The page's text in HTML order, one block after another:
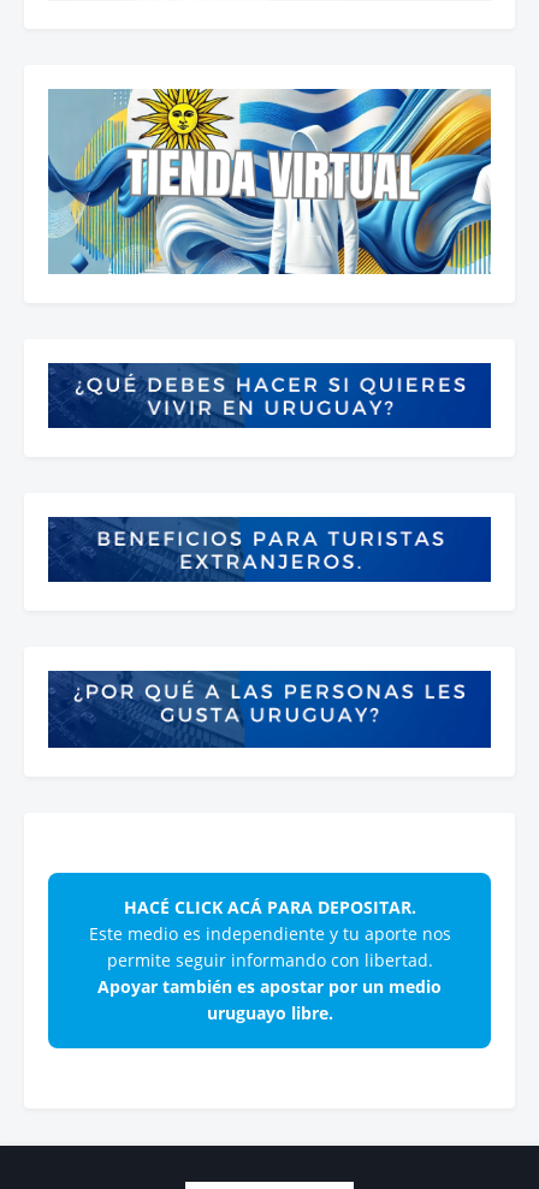
HACÉ CLICK ACÁ PARA DEPOSITAR.
Este medio es independiente y tu aporte nos
permite seguir informando con libertad.
Apoyar también es apostar por un medio
uruguayo libre.